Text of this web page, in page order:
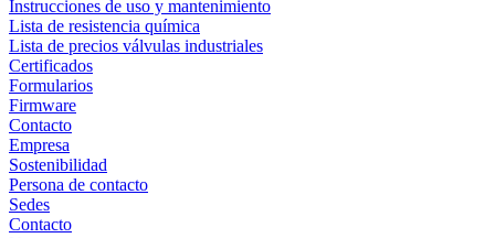
Instrucciones de uso y mantenimiento
Lista de resistencia química
Lista de precios válvulas industriales
Certificados
Formularios
Firmware
Contacto
Empresa
Sostenibilidad
Persona de contacto
Sedes
Contacto